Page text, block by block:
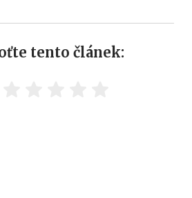
tento článek: